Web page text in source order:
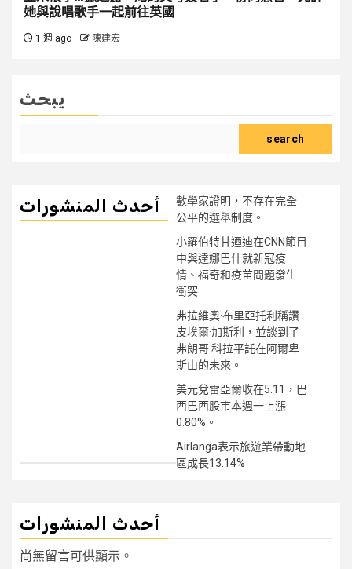
她與說唱歌手一起前往英國
1 週 ago 陳建宏
يبحث
search
أحدث المنشورات
數學家證明，不存在完全
公平的選舉制度。
小羅伯特甘迺迪在CNN節目
中與達娜巴什就新冠疫
情、福奇和疫苗問題發生
衝突
弗拉維奧·布里亞托利稱讚
皮埃爾·加斯利，並談到了
弗朗哥·科拉平託在阿爾卑
斯山的未來。
美元兌雷亞爾收在5.11，巴
西巴西股市本週一上漲
0.80%。
Airlanga表示旅遊業帶動地
區成長13.14%
أحدث المنشورات
尚無留言可供顯示。